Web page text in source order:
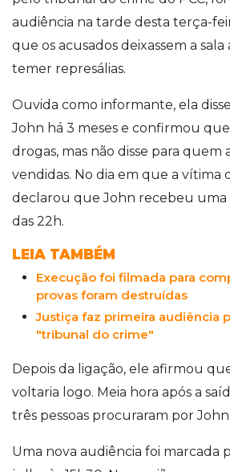
audiência na tarde desta terça-
que os acusados deixassem a
temer represálias.
Ouvida como informante, ela
John há 3 meses e confirmou
drogas, mas não disse para quem
vendidas. No dia em que a vítima
declarou que John recebeu uma
das 22h.
LEIA TAMBÉM
Execução foi filmada para
provas foram destruídas
Justiça faz primeira audiência
"tribunal do crime"
Depois da ligação, ele afirmou
voltaria logo. Meia hora após a
três pessoas procuraram por John
Uma nova audiência foi marcada